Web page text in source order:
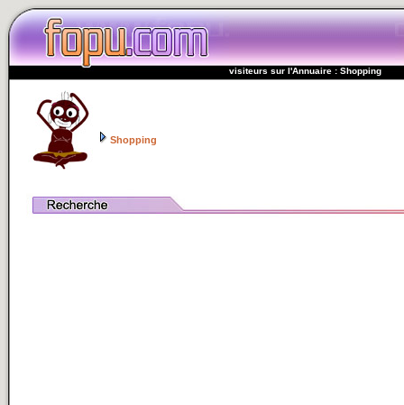
visiteurs sur l'Annuaire : Shopping
Shopping